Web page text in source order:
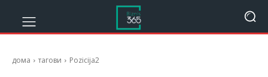
дома тагови Pozicija2